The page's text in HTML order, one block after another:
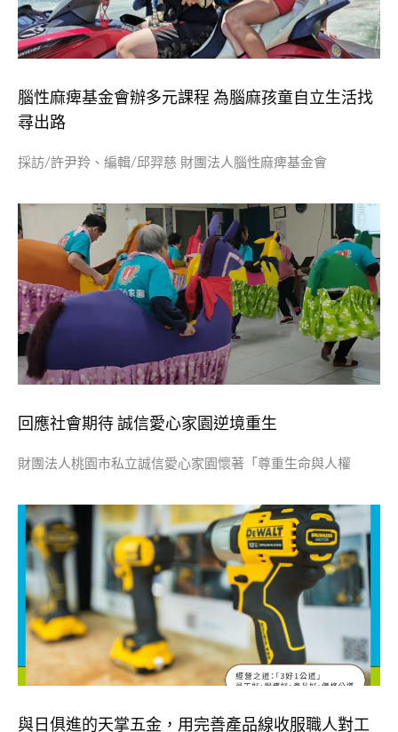
腦性麻痺基金會辦多元課程 為腦麻孩童自立生活找
尋出路
採訪/許尹羚、編輯/邱羿慈 財團法人腦性麻痺基金會
回應社會期待 誠信愛心家園逆境重生
財團法人桃園市私立誠信愛心家園懷著「尊重生命與人權
與日俱進的天掌五金，用完善產品線收服職人對工